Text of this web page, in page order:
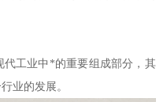
工业中*的重要组成部分，其
业的发展。